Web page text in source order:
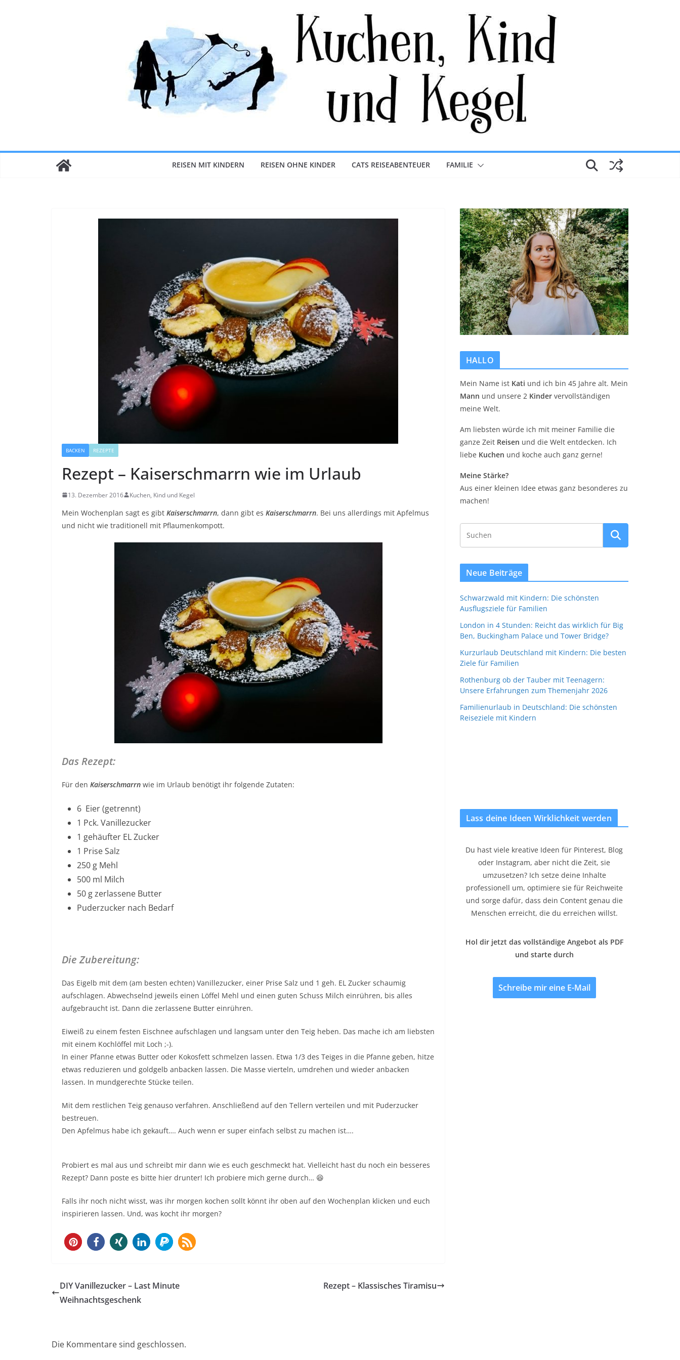
REISEN MIT KINDERN REISEN OHNE KINDER CATS REISEABENTEUER FAMILIE
BACKEN REZEPTE
Rezept – Kaiserschmarrn wie im Urlaub
13. Dezember 2016 Kuchen, Kind und Kegel
Mein Wochenplan sagt es gibt Kaiserschmarrn, dann gibt es Kaiserschmarrn. Bei uns allerdings mit Apfelmus
und nicht wie traditionell mit Pflaumenkompott.
Das Rezept:
Für den Kaiserschmarrn wie im Urlaub benötigt ihr folgende Zutaten:
6 Eier (getrennt)
1 Pck. Vanillezucker
1 gehäufter EL Zucker
1 Prise Salz
250 g Mehl
500 ml Milch
50 g zerlassene Butter
Puderzucker nach Bedarf
Die Zubereitung:
Das Eigelb mit dem (am besten echten) Vanillezucker, einer Prise Salz und 1 geh. EL Zucker schaumig
aufschlagen. Abwechselnd jeweils einen Löffel Mehl und einen guten Schuss Milch einrühren, bis alles
aufgebraucht ist. Dann die zerlassene Butter einrühren.
Eiweiß zu einem festen Eischnee aufschlagen und langsam unter den Teig heben. Das mache ich am liebsten
mit einem Kochlöffel mit Loch ;-).
In einer Pfanne etwas Butter oder Kokosfett schmelzen lassen. Etwa 1/3 des Teiges in die Pfanne geben, hitze
etwas reduzieren und goldgelb anbacken lassen. Die Masse vierteln, umdrehen und wieder anbacken
lassen. In mundgerechte Stücke teilen.
Mit dem restlichen Teig genauso verfahren. Anschließend auf den Tellern verteilen und mit Puderzucker
bestreuen.
Den Apfelmus habe ich gekauft…. Auch wenn er super einfach selbst zu machen ist….
Probiert es mal aus und schreibt mir dann wie es euch geschmeckt hat. Vielleicht hast du noch ein besseres
Rezept? Dann poste es bitte hier drunter! Ich probiere mich gerne durch… 😆
Falls ihr noch nicht wisst, was ihr morgen kochen sollt könnt ihr oben auf den Wochenplan klicken und euch
inspirieren lassen. Und, was kocht ihr morgen?
30
DIY Vanillezucker – Last Minute
Weihnachtsgeschenk
Rezept – Klassisches Tiramisu
Die Kommentare sind geschlossen.
HALLO
Mein Name ist Kati und ich bin 45 Jahre alt. Mein
Mann und unsere 2 Kinder vervollständigen
meine Welt.
Am liebsten würde ich mit meiner Familie die
ganze Zeit Reisen und die Welt entdecken. Ich
liebe Kuchen und koche auch ganz gerne!
Meine Stärke?
Aus einer kleinen Idee etwas ganz besonderes zu
machen!
Neue Beiträge
Schwarzwald mit Kindern: Die schönsten
Ausflugsziele für Familien
London in 4 Stunden: Reicht das wirklich für Big
Ben, Buckingham Palace und Tower Bridge?
Kurzurlaub Deutschland mit Kindern: Die besten
Ziele für Familien
Rothenburg ob der Tauber mit Teenagern:
Unsere Erfahrungen zum Themenjahr 2026
Familienurlaub in Deutschland: Die schönsten
Reiseziele mit Kindern
Lass deine Ideen Wirklichkeit werden
Du hast viele kreative Ideen für Pinterest, Blog
oder Instagram, aber nicht die Zeit, sie
umzusetzen? Ich setze deine Inhalte
professionell um, optimiere sie für Reichweite
und sorge dafür, dass dein Content genau die
Menschen erreicht, die du erreichen willst.
Hol dir jetzt das vollständige Angebot als PDF
und starte durch
Schreibe mir eine E-Mail